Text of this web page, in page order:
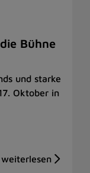
Bühne
und starke
Oktober in